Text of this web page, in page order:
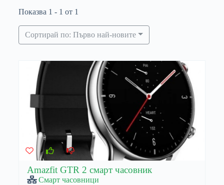
Показва 1 - 1 от 1
Сортирай по: Първо най-новите
Amazfit GTR 2 смарт часовник
Смарт часовници